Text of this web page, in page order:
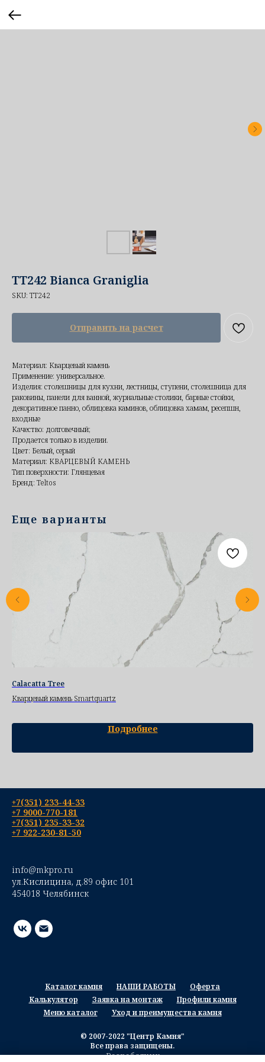
TT242 Bianca Graniglia
SKU: TT242
Отправить на расчет
Материал: Кварцевый камень
Применение: универсальное.
Изделия: столешницы для кухни, лестницы, ступени, столешница для
раковины, панели для ванной, журнальные столики, барные стойки,
декоративное панно, облицовка каминов, облицовка хамам, ресепшн,
входные
Качество: долговечный;
Продается только в изделии.
Цвет: Белый, серый
Материал: КВАРЦЕВЫЙ КАМЕНЬ
Тип поверхности: Глянцевая
Бренд: Teltos
Еще варианты
Calacatta Tree
Кварцевый камень Smartquartz
Подробнее
+7(351) 233-44-33
+7 9000-770-181
+7(351) 235-33-32
+7 922-230-81-50
info@mkpro.ru
ул.Кислицина, д.89 офис 101
454018 Челябинск
Каталог камня НАШИ РАБОТЫ
Оферта
Калькулятор
Заявка на монтаж
Профили камня
Меню каталог
Уход и преимущества камня
© 2007-2022 "Центр Камня"
Все права защищены.
Разработчик